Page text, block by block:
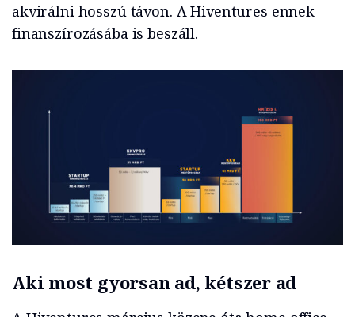
akvirálni hosszú távon. A Hiventures ennek
finanszírozásába is beszáll.
Aki most gyorsan ad, kétszer ad